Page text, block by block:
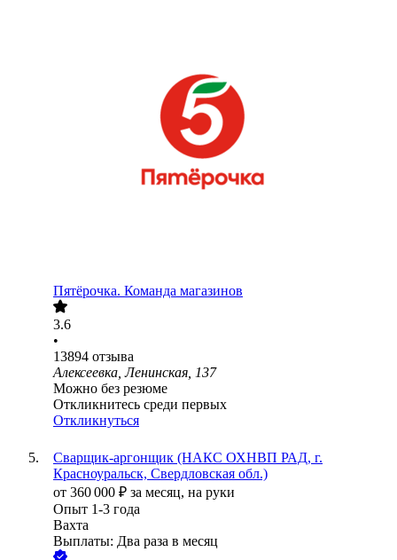
Пятёрочка. Команда магазинов
3.6
•
13894 отзыва
Алексеевка, Ленинская, 137
Можно без резюме
Откликнитесь среди первых
Откликнуться
Сварщик-аргонщик (НАКС ОХНВП РАД, г.
Красноуральск, Свердловская обл.)
от 360 000 ₽ за месяц, на руки
Опыт 1-3 года
Вахта
Выплаты: Два раза в месяц